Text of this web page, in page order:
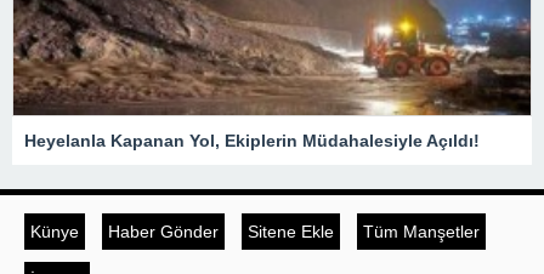
Heyelanla Kapanan Yol, Ekiplerin Müdahalesiyle Açıldı!
Künye Haber Gönder Sitene Ekle Tüm Manşetler